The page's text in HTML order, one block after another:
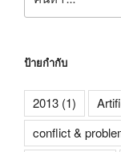
ป้ายกำกับ
2013 (1)
conflict &